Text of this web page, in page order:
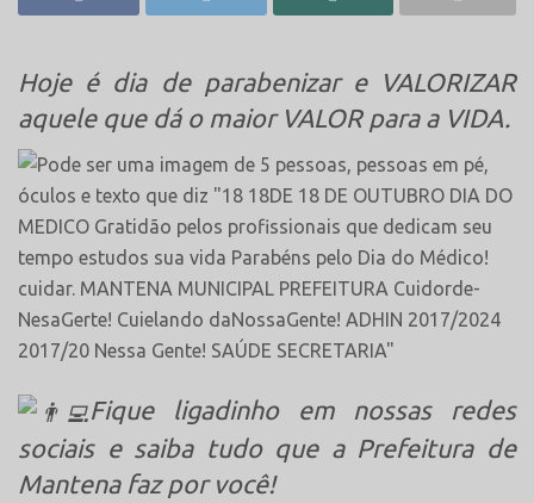
Hoje é dia de parabenizar e VALORIZAR
aquele que dá o maior VALOR para a VIDA.
Fique ligadinho em nossas redes
sociais e saiba tudo que a Prefeitura de
Mantena faz por você!